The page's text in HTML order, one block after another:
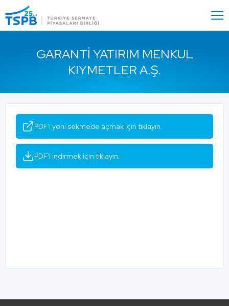
Close
GARANTI YATIRIM MENKUL
KIYMETLER A.Ş.
PDF'i yeni sekmede açmak için tıklayın.
PDF'i indirmek için tıklayın.